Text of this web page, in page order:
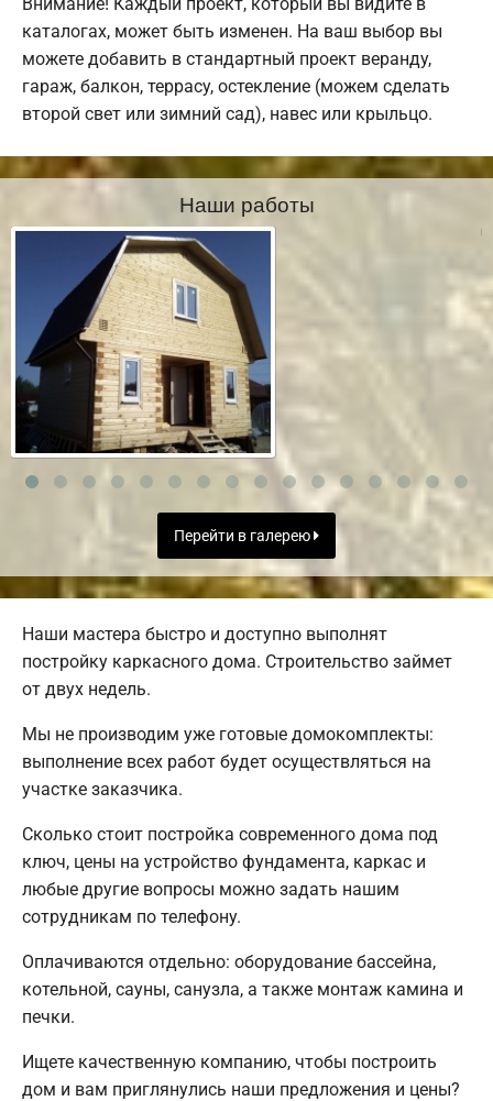
каталогах, может быть изменен. На ваш выбор вы
можете добавить в стандартный проект веранду,
гараж, балкон, террасу, остекление (можем сделать
второй свет или зимний сад), навес или крыльцо.
Наши работы
Перейти в галерею
Наши мастера быстро и доступно выполнят
постройку каркасного дома. Строительство займет
от двух недель.
Мы не производим уже готовые домокомплекты:
выполнение всех работ будет осуществляться на
участке заказчика.
Сколько стоит постройка современного дома под
ключ, цены на устройство фундамента, каркас и
любые другие вопросы можно задать нашим
сотрудникам по телефону.
Оплачиваются отдельно: оборудование бассейна,
котельной, сауны, санузла, а также монтаж камина и
печки.
Ищете качественную компанию, чтобы построить
дом и вам приглянулись наши предложения и цены?